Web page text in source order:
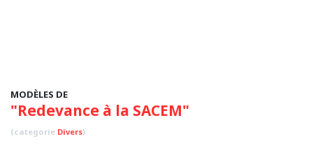
MODÈLES DE
"Redevance à la SACEM"
(categorie Divers)